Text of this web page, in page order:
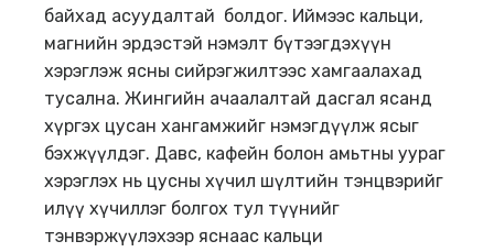
байхад асуудалтай болдог. Иймээс кальци,
магнийн эрдэстэй нэмэлт бүтээгдэхүүн
хэрэглэж ясны сийрэгжилтээс хамгаалахад
тусална. Жингийн ачаалалтай дасгал ясанд
хүргэх цусан хангамжийг нэмэгдүүлж ясыг
бэхжүүлдэг. Давс, кафейн болон амьтны уураг
хэрэглэх нь цусны хүчил шүлтийн тэнцвэрийг
илүү хүчиллэг болгох тул түүнийг
тэнвэржүүлэхээр яснаас кальци